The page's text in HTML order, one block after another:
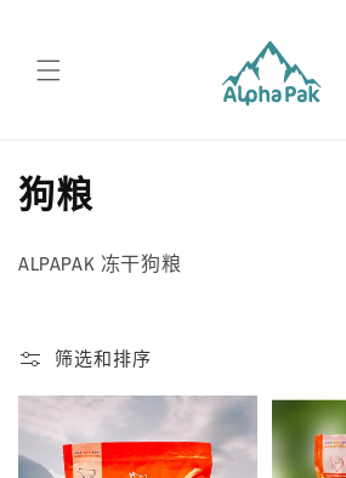
收
狗粮
ALPAPAK 冻干狗粮
筛选和排序